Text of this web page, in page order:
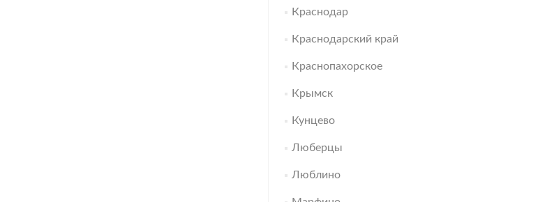
Краснодар
Краснодарский край
Краснопахорское
Крымск
Кунцево
Люберцы
Люблино